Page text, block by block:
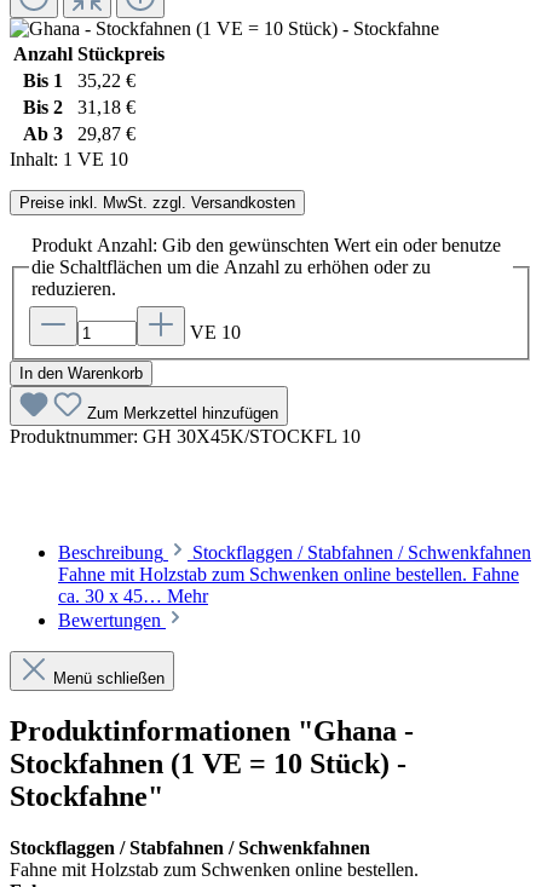
Anzahl Stückpreis
Bis 1
35,22 €
Bis 2
31,18 €
Ab 3
29,87 €
Inhalt: 1 VE 10
Preise inkl. MwSt. zzgl. Versandkosten
Produkt Anzahl: Gib den gewünschten Wert ein oder benutze
die Schaltflächen um die Anzahl zu erhöhen oder zu
reduzieren.
VE 10
In den Warenkorb
Zum Merkzettel hinzufügen
Produktnummer: GH 30X45K/STOCKFL 10
Beschreibung
Stockflaggen / Stabfahnen / Schwenkfahnen
Fahne mit Holzstab zum Schwenken online bestellen. Fahne
ca. 30 x 45… Mehr
Bewertungen
Menü schließen
Produktinformationen "Ghana -
Stockfahnen (1 VE = 10 Stück) -
Stockfahne"
Stockflaggen / Stabfahnen / Schwenkfahnen
Fahne mit Holzstab zum Schwenken online bestellen.